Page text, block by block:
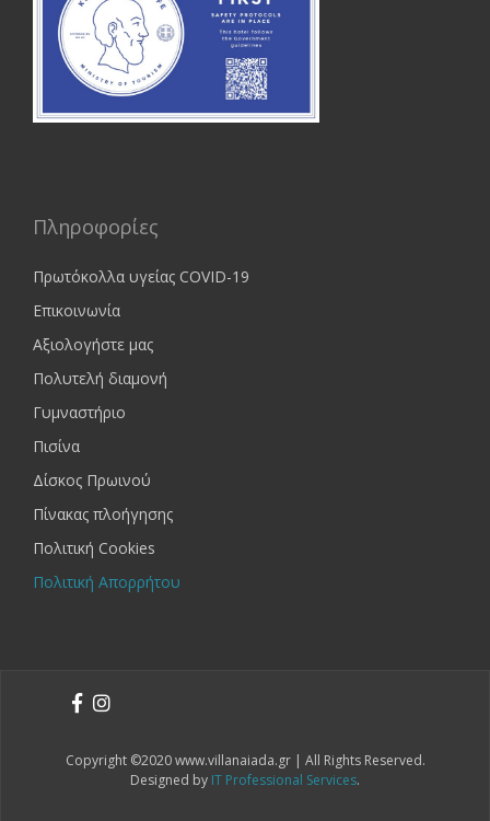
Πληροφορίες
Πρωτόκολλα υγείας COVID-19
Επικοινωνία
Αξιολογήστε μας
Πολυτελή διαμονή
Γυμναστήριο
Πισίνα
Δίσκος Πρωινού
Πίνακας πλοήγησης
Πολιτική Cookies
Πολιτική Απορρήτου
Copyright ©2020 www.villanaiada.gr | All Rights Reserved.
Designed by IT Professional Services.